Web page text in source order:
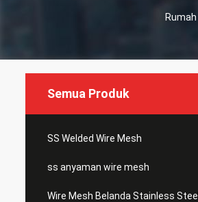
Rumah
Semua Produk
SS Welded Wire Mesh
ss anyaman wire mesh
Wire Mesh Belanda Stainless Steel